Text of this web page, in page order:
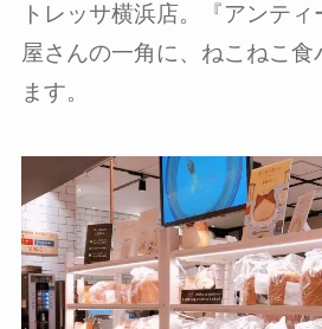
トレッサ横浜店。『アンテ
屋さんの一角に、ねこねこ食
ます。